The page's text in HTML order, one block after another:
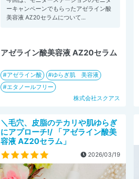
ーキャンペーンでもらったアゼライン酸
美容液 AZ20セラムについて...
アゼライン酸美容液 AZ20セラム
アゼライン酸
ゆらぎ肌 美容液
エタノールフリー
株式会社スクアス
＼毛穴、皮脂のテカリや肌ゆらぎ
にアプローチ!/ 「アゼライン酸美
容液 AZ20セラム」
2026/03/19